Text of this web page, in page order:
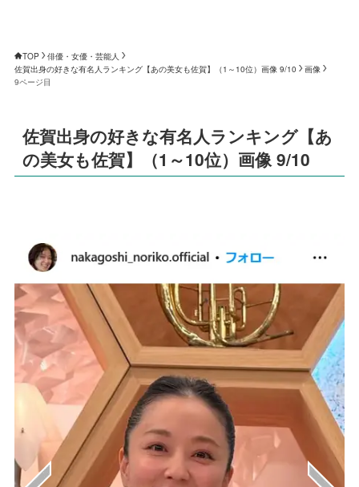
TOP
俳優・女優・芸能人
佐賀出身の好きな有名人ランキング【あの美女も佐賀】（1～10位）画像 9/10
画像
9ページ目
佐賀出身の好きな有名人ランキング【あ
の美女も佐賀】（1～10位）画像 9/10